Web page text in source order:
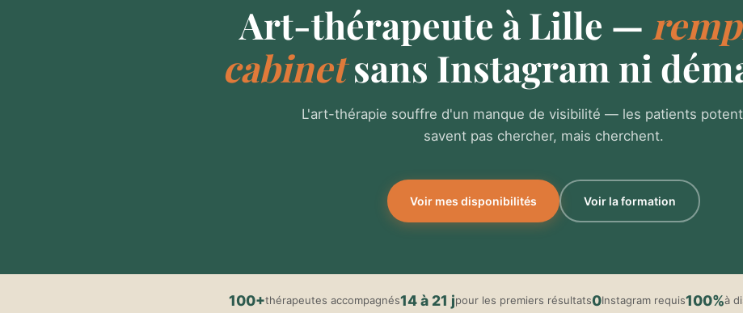
Art-thérapeute à Lille —
cabinetsans Instagram ni
L'art-thérapie souffre d'un manque de visibilité — les patients
savent pas chercher, mais cherchent.
Voir mes disponibilités Voir la formation
100+thérapeutes accompagnés14 à 21 jpour les premiers résultats0Instagram requis100%à